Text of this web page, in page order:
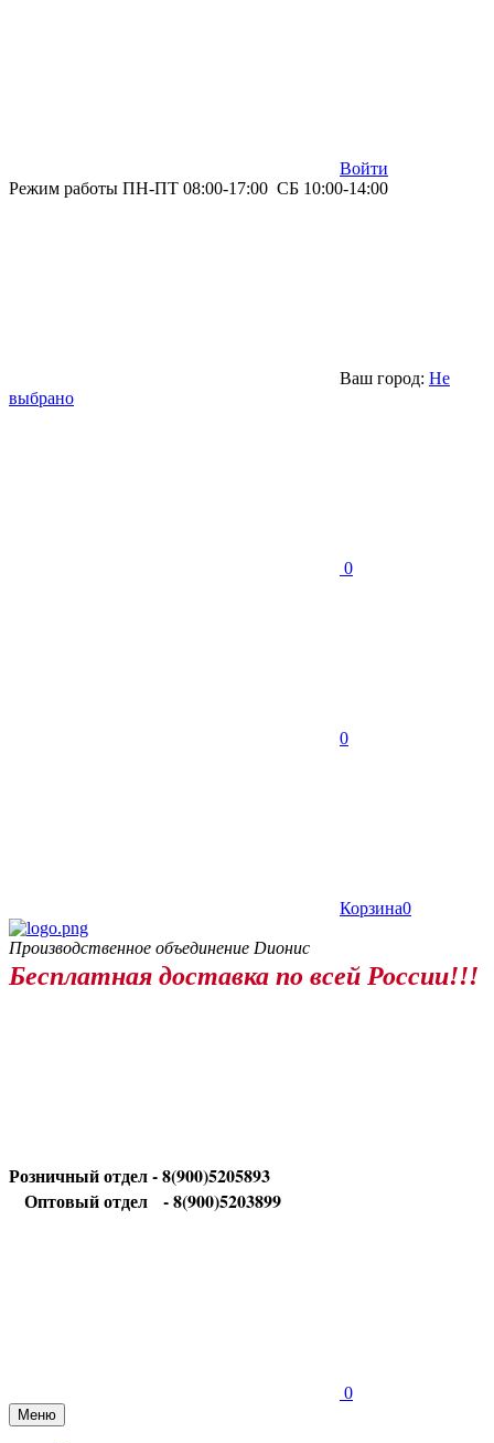
Войти
Режим работы ПН-ПТ 08:00-17:00 СБ 10:00-14:00
Ваш город: Не
выбрано
0
0
Корзина0
Производственное объединение Dионис
Бесплатная доставка по всей России!!!
Розничный отдел - 8(900)5205893
Оптовый отдел - 8(900)5203899
0
Меню